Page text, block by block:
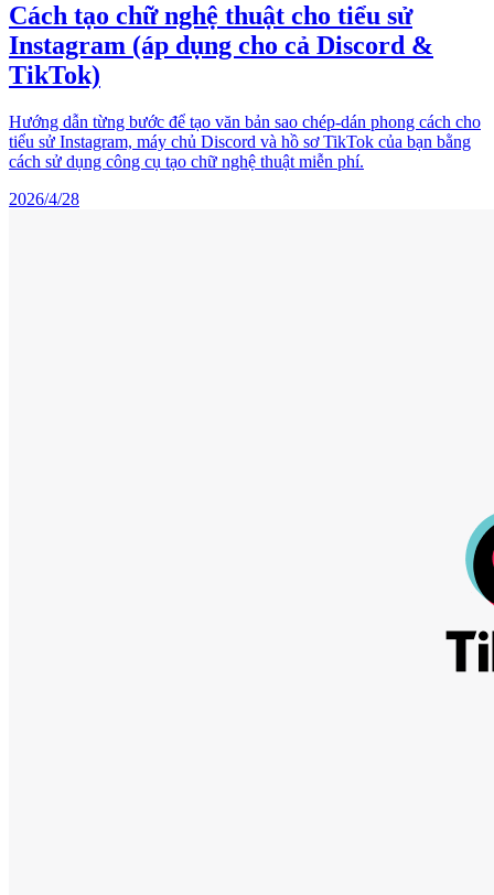
Cách tạo chữ nghệ thuật cho tiểu sử
Instagram (áp dụng cho cả Discord &
TikTok)
Hướng dẫn từng bước để tạo văn bản sao chép-dán phong cách cho
tiểu sử Instagram, máy chủ Discord và hồ sơ TikTok của bạn bằng
cách sử dụng công cụ tạo chữ nghệ thuật miễn phí.
2026/4/28